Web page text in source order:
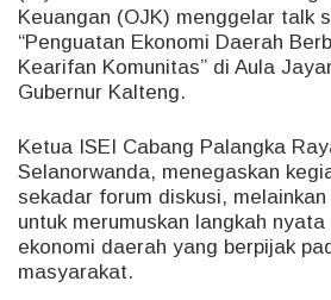
Keuangan (OJK) menggelar talk
“Penguatan Ekonomi Daerah
Kearifan Komunitas” di Aula
Gubernur Kalteng.
Ketua ISEI Cabang Palangka
Selanorwanda, menegaskan
sekadar forum diskusi,
untuk merumuskan langkah nyata
ekonomi daerah yang berpijak
masyarakat.